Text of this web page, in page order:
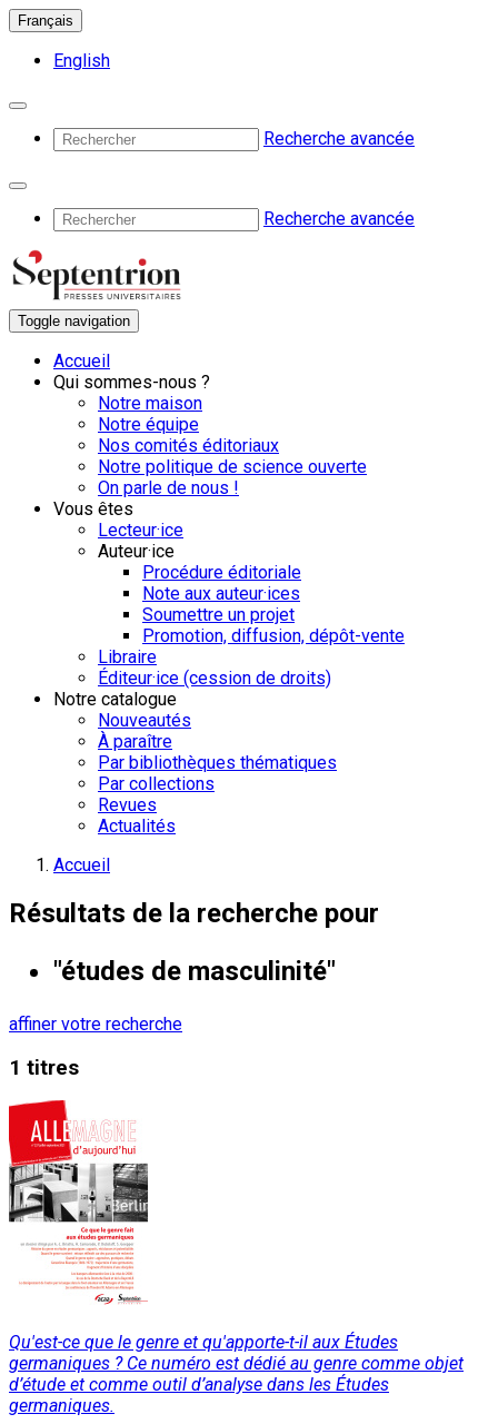
Français
English
Recherche avancée
Recherche avancée
Toggle navigation
Accueil
Qui sommes-nous ?
Notre maison
Notre équipe
Nos comités éditoriaux
Notre politique de science ouverte
On parle de nous !
Vous êtes
Lecteur·ice
Auteur·ice
Procédure éditoriale
Note aux auteur·ices
Soumettre un projet
Promotion, diffusion, dépôt-vente
Libraire
Éditeur·ice (cession de droits)
Notre catalogue
Nouveautés
À paraître
Par bibliothèques thématiques
Par collections
Revues
Actualités
Accueil
Résultats de la recherche pour
"études de masculinité"
affiner votre recherche
1 titres
Qu'est-ce que le genre et qu'apporte-t-il aux Études
germaniques ? Ce numéro est dédié au genre comme objet
d’étude et comme outil d’analyse dans les Études
germaniques.